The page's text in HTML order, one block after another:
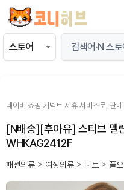
츠
네이버 쇼핑 커넥트 제휴 서비스로, 판
[N배송][후아유] 스티브 멜
WHKAG2412F
패션의류 > 여성의류 > 니트 > 풀